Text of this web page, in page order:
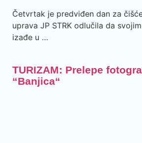
Četvrtak je predviđen dan za
uprava JP STRK odlučila da
izađe u …
TURIZAM: Prelepe
“Banjica“